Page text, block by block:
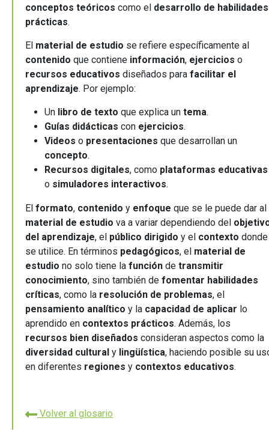
conceptos teóricos como el desarrollo de habilidades
prácticas.
El material de estudio se refiere específicamente al
contenido que contiene información, ejercicios o
recursos educativos diseñados para facilitar el
aprendizaje. Por ejemplo:
Un libro de texto que explica un tema.
Guías didácticas con ejercicios.
Videos o presentaciones que desarrollan un
concepto.
Recursos digitales, como plataformas educativas
o simuladores interactivos.
El formato, contenido y enfoque que se le puede dar al
material de estudio va a variar dependiendo del
del aprendizaje, el público dirigido y el contexto donde
se utilice. En términos pedagógicos, el material de
estudio no solo tiene la función de transmitir
conocimiento, sino también de fomentar habilidades
críticas, como la resolución de problemas, el
pensamiento analítico y la capacidad de aplicar lo
aprendido en contextos prácticos. Además, los
recursos bien diseñados consideran aspectos como la
diversidad cultural y lingüística, haciendo posible su
en diferentes regiones y contextos educativos.
Volver al glosario